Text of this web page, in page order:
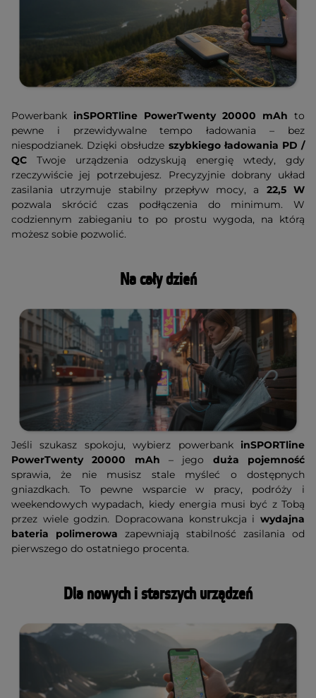
Powerbank inSPORTline PowerTwenty 20000 mAh to
pewne i przewidywalne tempo ładowania – bez
niespodzianek. Dzięki obsłudze szybkiego ładowania PD /
QC Twoje urządzenia odzyskują energię wtedy, gdy
rzeczywiście jej potrzebujesz. Precyzyjnie dobrany układ
zasilania utrzymuje stabilny przepływ mocy, a 22,5 W
pozwala skrócić czas podłączenia do minimum. W
codziennym zabieganiu to po prostu wygoda, na którą
możesz sobie pozwolić.
Na cały dzień
Jeśli szukasz spokoju, wybierz powerbank inSPORTline
PowerTwenty 20000 mAh – jego duża pojemność
sprawia, że nie musisz stale myśleć o dostępnych
gniazdkach. To pewne wsparcie w pracy, podróży i
weekendowych wypadach, kiedy energia musi być z Tobą
przez wiele godzin. Dopracowana konstrukcja i wydajna
bateria polimerowa zapewniają stabilność zasilania od
pierwszego do ostatniego procenta.
Dla nowych i starszych urządzeń